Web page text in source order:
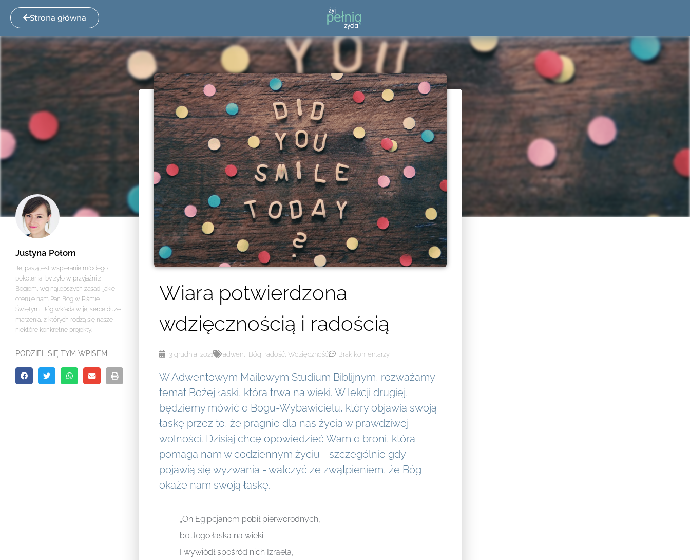
Strona główna
Justyna Połom
Jej pasją jest wspieranie młodego
pokolenia, by żyło w przyjaźni z
Bogiem, wg najlepszych zasad, jakie
oferuje nam Pan Bóg w Piśmie
Świętym. Bóg wkłada w jej serce duże
marzenia, z których rodzą się nasze
niektóre konkretne projekty.
PODZIEL SIĘ TYM WPISEM
Wiara potwierdzona
wdzięcznością i radością
3 grudnia, 2021 adwent Bóg radość Wdzięczność Brak komentarzy
W Adwentowym Mailowym Studium Biblijnym, rozważamy
temat Bożej łaski, która trwa na wieki. W lekcji drugiej,
będziemy mówić o Bogu-Wybawicielu, który objawia swoją
łaskę przez to, że pragnie dla nas życia w prawdziwej
wolności. Dzisiaj chcę opowiedzieć Wam o broni, która
pomaga nam w codziennym życiu - szczególnie gdy
pojawią się wyzwania - walczyć ze zwątpieniem, że Bóg
okaże nam swoją łaskę.
„On Egipcjanom pobił pierworodnych,
bo Jego łaska na wieki.
I wywiódł spośród nich Izraela,